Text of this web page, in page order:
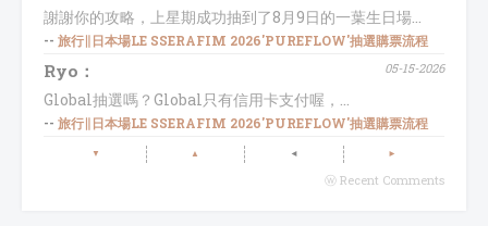
謝謝你的攻略，上星期成功抽到了8月9日的一葉生日場...
-- 旅行∥日本場LE SSERAFIM 2026'PUREFLOW'抽選購票流程
05-15-2026
Ryo：
Global抽選嗎？Global只有信用卡支付喔，...
-- 旅行∥日本場LE SSERAFIM 2026'PUREFLOW'抽選購票流程
▼ ▲ ◄ ►
ⓦ Recent Comments